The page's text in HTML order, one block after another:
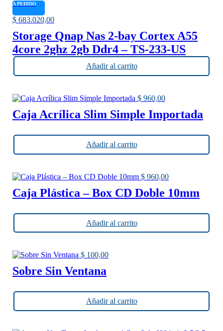
A PEDIDO
$ 683.020,00
Storage Qnap Nas 2-bay Cortex A55
4core 2ghz 2gb Ddr4 – TS-233-US
Añadir al carrito
$ 960,00
Caja Acrílica Slim Simple Importada
Añadir al carrito
$ 960,00
Caja Plástica – Box CD Doble 10mm
Añadir al carrito
$ 100,00
Sobre Sin Ventana
Añadir al carrito